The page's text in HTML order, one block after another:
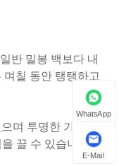
반 밀봉 백보다 내
칠 동안 탱탱하고
며 투명한 가방 본
끌 수 있습니다.
WhatsApp
E-Mail